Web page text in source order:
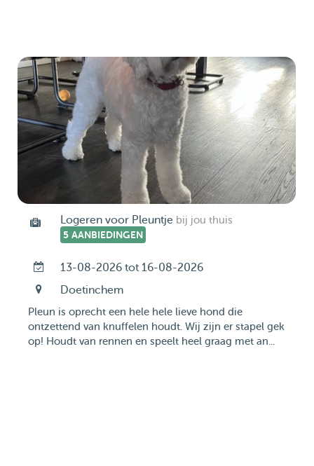
Logeren voor Pleuntje bij jou thuis
5 AANBIEDINGEN
13-08-2026 tot 16-08-2026
Doetinchem
Pleun is oprecht een hele hele lieve hond die
ontzettend van knuffelen houdt. Wij zijn er stapel gek
op! Houdt van rennen en speelt heel graag met an...